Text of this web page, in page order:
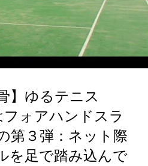
】ゆるテニス
ォアハンドスラ
第３弾：ネット際
を足で踏み込んで